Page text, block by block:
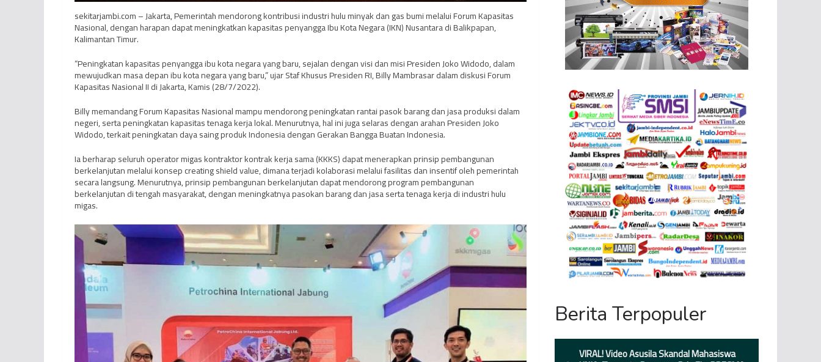
sekitarjambi.com – Jakarta, Pemerintah mendorong kontribusi industri hulu minyak dan gas bumi melalui Forum Kapasitas
Nasional, dengan harapan dapat meningkatkan kapasitas penyangga Ibu Kota Negara (IKN) Nusantara di Balikpapan,
Kalimantan Timur.
“Peningkatan kapasitas penyangga ibu kota negara yang baru, sejalan dengan visi dan misi Presiden Joko Widodo, dalam
mewujudkan masa depan ibu kota negara yang baru,” ujar Staf Khusus Presiden RI, Billy Mambrasar dalam diskusi Forum
Kapasitas Nasional II di Jakarta, Kamis (28/7/2022).
Billy memandang Forum Kapasitas Nasional mampu mendorong peningkatan rantai pasok barang dan jasa produksi dalam
negeri, serta peningkatan kapasitas tenaga kerja lokal. Menurutnya, hal ini juga selaras dengan arahan Presiden Joko
Widodo, terkait peningkatan daya saing produk Indonesia dengan Gerakan Bangga Buatan Indonesia.
Ia berharap seluruh operator migas kontraktor kontrak kerja sama (KKKS) dapat menerapkan prinsip pembangunan
berkelanjutan melalui konsep creating shield value, dimana terjadi kolaborasi melalui fasilitas dan insentif oleh pemerintah
secara langsung. Menurutnya, prinsip pembangunan berkelanjutan dapat mendorong program pembangunan
berkelanjutan di tengah masyarakat, dengan meningkatnya pasokan barang dan jasa serta tenaga kerja di industri hulu
migas.
Berita Terpopuler